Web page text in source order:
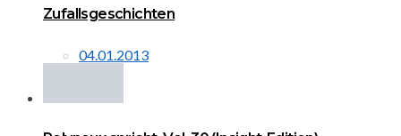
Zufallsgeschichten
04.01.2013